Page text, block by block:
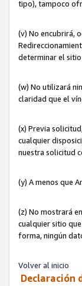
tipo), tampoco
(v) No encubrirá,
determinar el sitio
(w) No utilizará
claridad que el
(x) Previa
cualquier
nuestra solicitud
(y) A menos que
(z) No mostrará
cualquier sitio
forma, ningún
Volver al inicio
Declaración